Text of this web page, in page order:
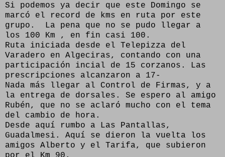
Si podemos ya decir que este Domingo se
marcó el record de kms en ruta por este
grupo. La pena que no se pudo llegar a
los 100 Km , en fin casi 100.
Ruta iniciada desde el Telepizza del
Varadero en Algeciras, contando con una
participación incial de 15 corzanos. Las
prescripciones alcanzaron a 17-
Nada más llegar al Control de Firmas, y a
la entrega de dorsales. Se espero al amigo
Rubén, que no se aclaró mucho con el tema
del cambio de hora.
Desde aquí rumbo a Las Pantallas,
Guadalmesi. Aquí se dieron la vuelta los
amigos Alberto y el Tarifa, que subieron